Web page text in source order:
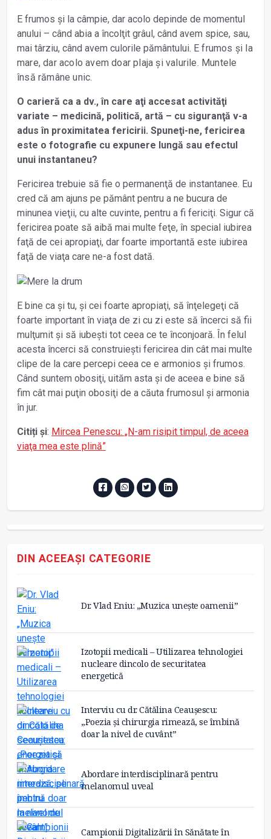
E frumos și la câmpie, dar acolo depinde de momentul
anului – când abia a încolţit grâul, când avem spice, sau,
mai târziu, când avem culorile pământului. E frumos și la
mare, dar acolo avem doar plaja și valurile. Muntele
însă rămâne unic.
O carieră ca a dv., în care aţi accesat activităţi
variate – medicină, politică, artă – cu siguranţă v-a
adus în proximitatea fericirii. Spuneţi-ne, fericirea
este o fotografie cu expunere lungă sau efectul
unui instantaneu?
Fericirea trebuie să fie o permanenţă de instantanee. Eu
cred că am ajuns pe pământ pentru a ne bucura de
minunea vieţii, cu alte cuvinte, pentru a fi fericiţi. Sigur că
fericirea poate să aibă mai multe feţe, în special iubirea
faţă de cei apropiaţi, dar foarte importantă este iubirea
faţă de viaţa care ne-a fost dată.
E bine ca și tu, și cei foarte apropiaţi, să înţelegeţi că
foarte important în viaţa de zi cu zi este să încerci să fii
mulţumit și să iubești tot ceea ce te înconjoară. În felul
acesta încerci să construiești fericirea din cât mai multe
clipe de la care percepi ceea ce e armonios și frumos.
Când suntem obosiţi, uităm asta și de aceea e bine să
fim cât mai puţin obosiţi de a căuta frumosul și armonia
în jur.
Citiți și: Mircea Penescu: „N-am risipit timpul, de aceea
viaţa mea este plină”
DIN ACEEAȘI CATEGORIE
Dr. Vlad Eniu: „Muzica unește oamenii”
Izotopii medicali – Utilizarea tehnologiei
nucleare dincolo de securitatea
energetică
Interviu cu dr. Cătălina Ceaușescu:
„Poezia și chirurgia rimează, se îmbină
doar la nivel de cuvânt”
Abordare interdisciplinară pentru
melanomul uveal
Campionii Digitalizării în Sănătate în